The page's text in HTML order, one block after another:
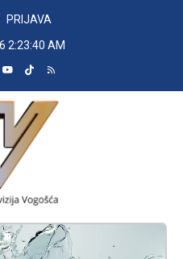
PRIJAVA
2:23:41 AM
VOGOŠĆA